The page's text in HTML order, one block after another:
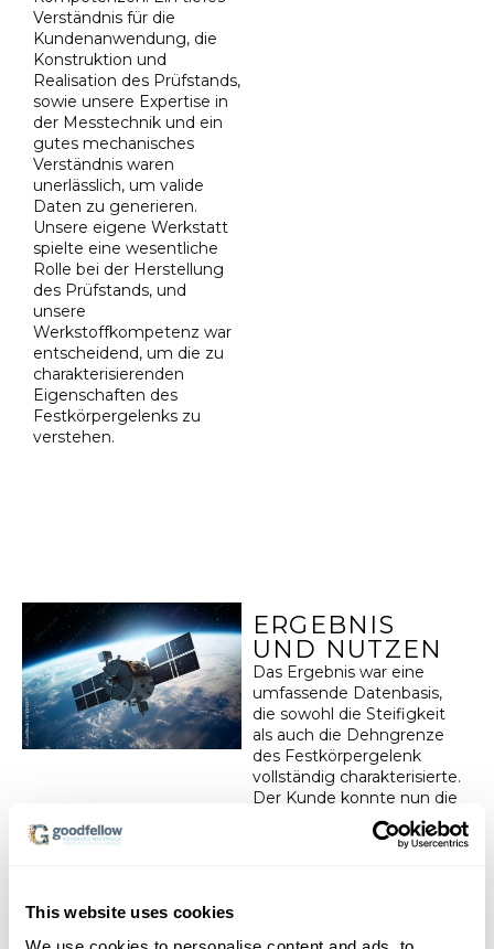
This website uses cookies
Verständnis für die
Kundenanwendung, die
Konstruktion und
Realisation des Prüfstands,
sowie unsere Expertise in
der Messtechnik und ein
gutes mechanisches
Verständnis waren
unerlässlich, um valide
Daten zu generieren.
Unsere eigene Werkstatt
spielte eine wesentliche
Rolle bei der Herstellung
des Prüfstands, und
unsere
Werkstoffkompetenz war
entscheidend, um die zu
charakterisierenden
Eigenschaften des
Festkörpergelenks zu
verstehen.
ERGEBNIS
UND NUTZEN
Das Ergebnis war eine
umfassende Datenbasis,
die sowohl die Steifigkeit
als auch die Dehngrenze
des Festkörpergelenk
vollständig charakterisierte.
Der Kunde konnte nun die
Grenzen des Bauteils
genau definieren, was die
erheblich verbesserte.